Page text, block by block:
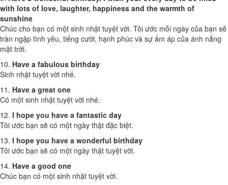
with lots of love, laughter, happiness and the warmth of
sunshine
Chúc cho bạn có một sinh nhật tuyệt vời. Tôi ước mỗi ngày của bạn sẽ
tràn ngập tình yêu, tiếng cười, hạnh phúc và sự ấm áp của ánh nắng
mặt trời.
10. Have a fabulous birthday
Sinh nhật tuyệt vời nhé.
11. Have a great one
Có một sinh nhật tuyệt vời nhé.
12. I hope you have a fantastic day
Tôi ước bạn sẽ có một ngày thật đặc biệt.
13. I hope you have a wonderful birthday
Tôi ước bạn sẽ có một ngày thật tuyệt vời.
14. Have a good one
Chúc bạn có một sinh nhật tuyệt vời.